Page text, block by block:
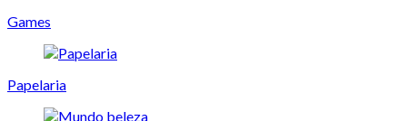
Games
Papelaria